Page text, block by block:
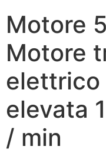
Motore
Motore
elettrico
elevata
/ min